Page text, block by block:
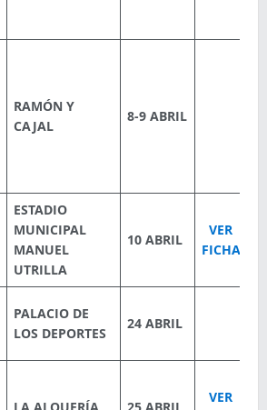
RAMÓN Y
CAJAL
8-9 ABRIL
ESTADIO
MUNICIPAL
MANUEL
UTRILLA
10 ABRIL
VER
FICHA
PALACIO DE
LOS DEPORTES
24 ABRIL
VER